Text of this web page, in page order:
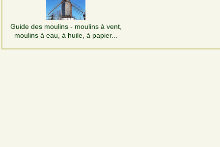
Guide des moulins - moulins à vent,
moulins à eau, à huile, à papier...